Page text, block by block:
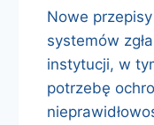
Nowe
systemów
instytucji, w
potrzebę